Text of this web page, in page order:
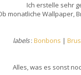
Ich erstelle sehr
monatliche Wallpaper,
labels: Bonbons |
Alles, was es sonst